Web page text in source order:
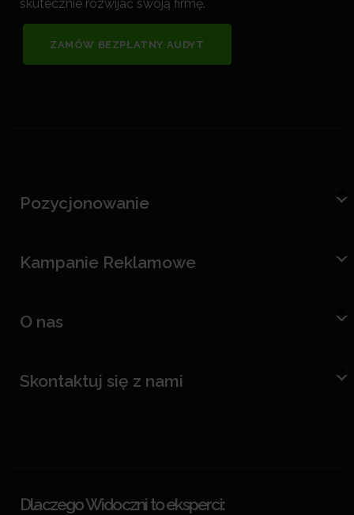
skutecznie rozwijać swoją firmę.
ZAMÓW BEZPŁATNY AUDYT
Pozycjonowanie
Kampanie Reklamowe
O nas
Skontaktuj się z nami
Dlaczego Widoczni to eksperci: